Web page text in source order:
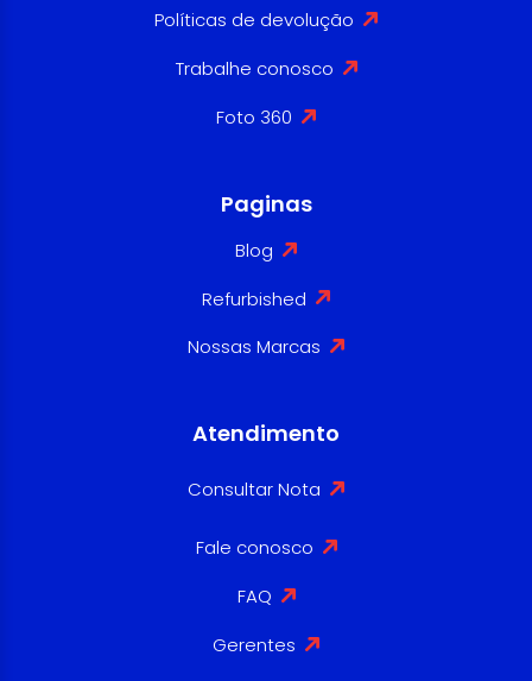
Políticas de devolução
Trabalhe conosco
Foto 360
Paginas
Blog
Refurbished
Nossas Marcas
Atendimento
Consultar Nota
Fale conosco
FAQ
Gerentes